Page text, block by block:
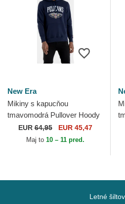
New Era
Mikiny s kapucňou
tmavomodrá Pullover Hoody
New Orleans Pelicans NBA
New Era
EUR64,95 EUR 45,47
Maj to 10 – 11 pred.
Letné